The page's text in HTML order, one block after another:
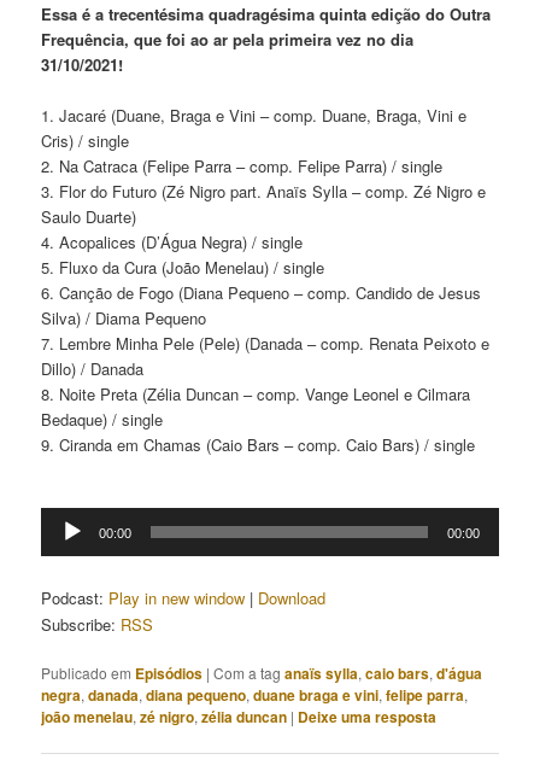
Essa é a trecentésima quadragésima quinta edição do Outra
Frequência, que foi ao ar pela primeira vez no dia
31/10/2021!
1. Jacaré (Duane, Braga e Vini – comp. Duane, Braga, Vini e
Cris) / single
2. Na Catraca (Felipe Parra – comp. Felipe Parra) / single
3. Flor do Futuro (Zé Nigro part. Anaïs Sylla – comp. Zé Nigro e
Saulo Duarte)
4. Acopalices (D’Água Negra) / single
5. Fluxo da Cura (João Menelau) / single
6. Canção de Fogo (Diana Pequeno – comp. Candido de Jesus
Silva) / Diama Pequeno
7. Lembre Minha Pele (Pele) (Danada – comp. Renata Peixoto e
Dillo) / Danada
8. Noite Preta (Zélia Duncan – comp. Vange Leonel e Cilmara
Bedaque) / single
9. Ciranda em Chamas (Caio Bars – comp. Caio Bars) / single
Tocador
00:00 00:00
Podcast: Play in new window | Download
Subscribe: RSS
Publicado em Episódios |Com a taganaïs sylla,caio bars,d'água
negra,danada,diana pequeno,duane braga e vini,felipe parra,
joão menelau,zé nigro,zélia duncan | Deixe uma resposta